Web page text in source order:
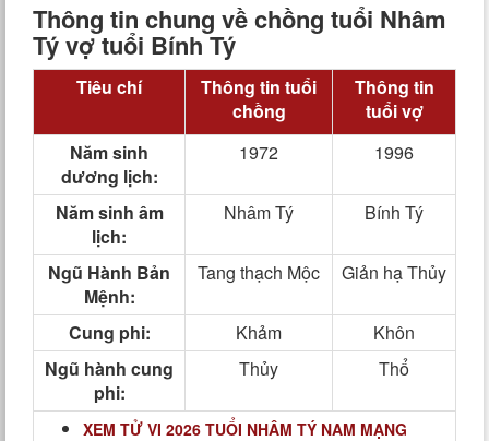
Thông tin chung về chồng tuổi Nhâm
Tý vợ tuổi Bính Tý
Tiêu chí
Thông tin tuổi
chồng
Thông tin
tuổi vợ
Năm sinh
dương lịch:
1972 1996
Năm sinh âm
lịch:
Nhâm Tý Bính Tý
Ngũ Hành Bản
Mệnh:
Tang thạch Mộc Giản hạ Thủy
Cung phi: Khảm
Khôn
Ngũ hành cung
phi:
Thủy Thổ
XEM TỬ VI 2026 TUỔI NHÂM TÝ NAM MẠNG